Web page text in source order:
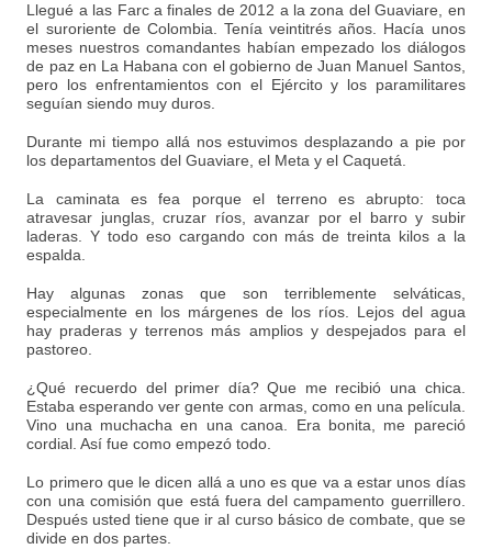
Llegué a las Farc a finales de 2012 a la zona del Guaviare, en
el suroriente de Colombia. Tenía veintitrés años. Hacía unos
meses nuestros comandantes habían empezado los diálogos
de paz en La Habana con el gobierno de Juan Manuel Santos,
pero los enfrentamientos con el Ejército y los paramilitares
seguían siendo muy duros.
Durante mi tiempo allá nos estuvimos desplazando a pie por
los departamentos del Guaviare, el Meta y el Caquetá.
La caminata es fea porque el terreno es abrupto: toca
atravesar junglas, cruzar ríos, avanzar por el barro y subir
laderas. Y todo eso cargando con más de treinta kilos a la
espalda.
Hay algunas zonas que son terriblemente selváticas,
especialmente en los márgenes de los ríos. Lejos del agua
hay praderas y terrenos más amplios y despejados para el
pastoreo.
¿Qué recuerdo del primer día? Que me recibió una chica.
Estaba esperando ver gente con armas, como en una película.
Vino una muchacha en una canoa. Era bonita, me pareció
cordial. Así fue como empezó todo.
Lo primero que le dicen allá a uno es que va a estar unos días
con una comisión que está fuera del campamento guerrillero.
Después usted tiene que ir al curso básico de combate, que se
divide en dos partes.